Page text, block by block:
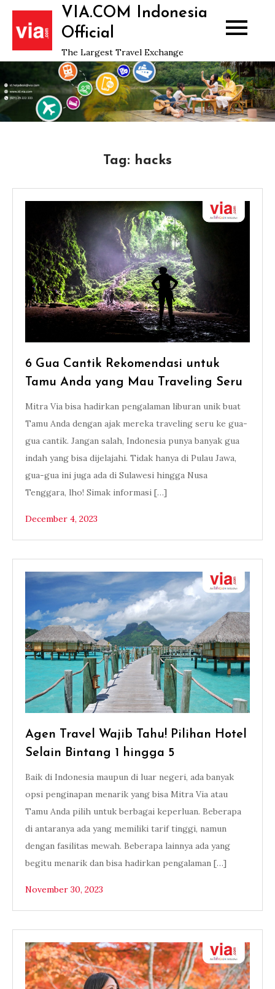
Skip
content
VIA.COM Indonesia
Official
The Largest Travel Exchange
Tag: hacks
6 Gua Cantik Rekomendasi untuk
Tamu Anda yang Mau Traveling Seru
Mitra Via bisa hadirkan pengalaman liburan unik buat
Tamu Anda dengan ajak mereka traveling seru ke gua-
gua cantik. Jangan salah, Indonesia punya banyak gua
indah yang bisa dijelajahi. Tidak hanya di Pulau Jawa,
gua-gua ini juga ada di Sulawesi hingga Nusa
Tenggara, lho! Simak informasi […]
December 4, 2023
Agen Travel Wajib Tahu! Pilihan Hotel
Selain Bintang 1 hingga 5
Baik di Indonesia maupun di luar negeri, ada banyak
opsi penginapan menarik yang bisa Mitra Via atau
Tamu Anda pilih untuk berbagai keperluan. Beberapa
di antaranya ada yang memiliki tarif tinggi, namun
dengan fasilitas mewah. Beberapa lainnya ada yang
begitu menarik dan bisa hadirkan pengalaman […]
November 30, 2023